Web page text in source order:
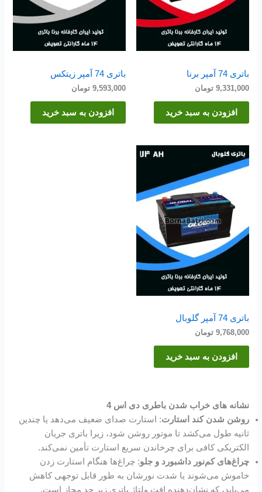
باتری 74 آمپر برنا
9,331,000 تومان
افزودن به سبد خرید
باتری 74 آمپر زیتکس
9,593,000 تومان
افزودن به سبد خرید
باتری 74 آمپر گلوبال
9,768,000 تومان
افزودن به سبد خرید
نشانه های خراب شدن باطری دی اس 4
روشن شدن کند استارت: استارت صدای ضعیف می‌دهد یا چندین
ثانیه طول می‌کشد تا موتور روشن شود، زیرا باتری جریان
الکتریکی کافی برای چرخاندن سریع استارت تأمین نمی‌کند.
چراغ‌های کم‌نور داشبورد و جلو: چراغ‌ها هنگام استارت زدن
خاموش می‌شوند یا شدت نورشان به طور قابل توجهی کاهش
می‌یابد، که نشان‌دهنده افت ولتاژ باتری زیر حد مجاز است.